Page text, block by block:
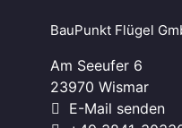
BauPunkt Flügel
Am Seeufer 6
23970 Wismar
E-Mail senden